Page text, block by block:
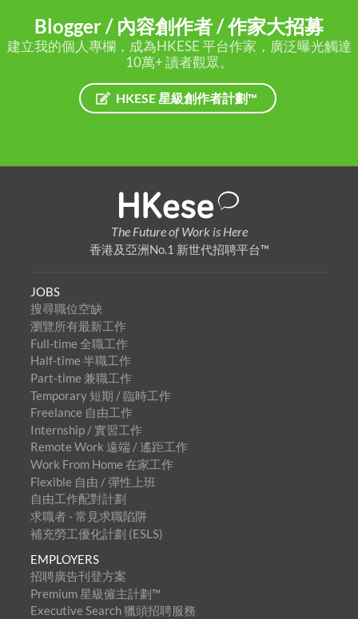
Blogger / 內容創作者 / 作家大招募
建立我的個人專欄，成為HKESE 平台作家，廣泛曝光觸達
10萬+ 讀者觀眾。
HKESE 星級創作者計劃™
The Future of Work is Here
香港及亞洲No.1 新世代招聘平台™
JOBS
搜尋職位空缺
瀏覽所有最新工作
Full-time 全職工作
Half-time 半職工作
Part-time 兼職工作
Temporary 短期 / 臨時工作
Freelance 自由工作
Internship / 實習工作
Remote Work 遠端 / 遙距工作
Work From Home 在家工作
Flexible 自由 / 彈性上班
自由工作配對計劃
求職者 - 常見求職陷阱
補充勞工優化計劃 (ESLS)
EMPLOYERS
招聘廣告刊登方案
Premium 星級僱主計劃™
Executive Search 獵頭招聘服務